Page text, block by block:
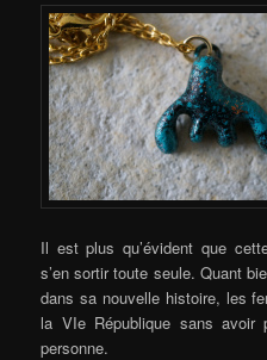
Il est plus qu’évident que
s’en sortir toute seule. Quant
dans sa nouvelle histoire, les
la VIe République sans avoir
personne.